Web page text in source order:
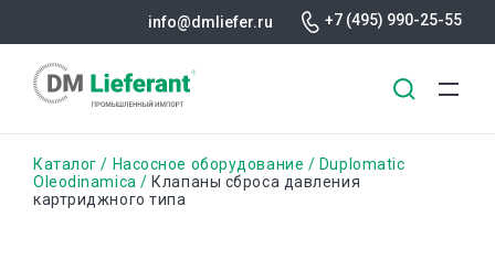
основному
info@dmliefer.ru +7 (495) 990-25-55
Строка
навигации
Каталог Насосное оборудование
Duplomatic
Oleodinamica
Клапаны сброса давления
картриджного типа